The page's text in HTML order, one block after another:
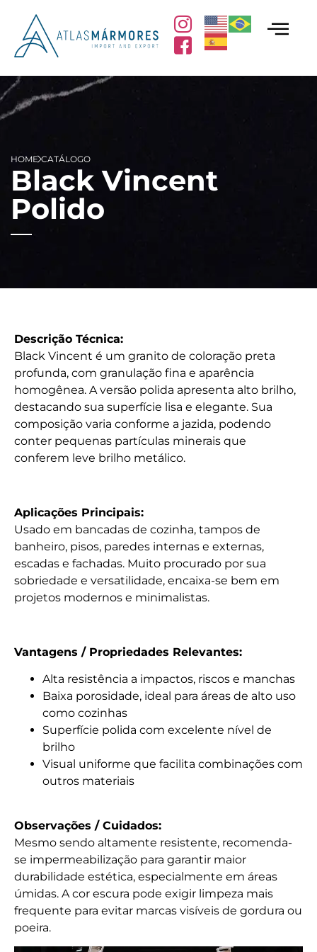
HOME CATÁLOGO
Black Vincent
Polido
Descrição Técnica:
Black Vincent é um granito de coloração preta
profunda, com granulação fina e aparência
homogênea. A versão polida apresenta alto brilho,
destacando sua superfície lisa e elegante. Sua
composição varia conforme a jazida, podendo
conter pequenas partículas minerais que
conferem leve brilho metálico.
Aplicações Principais:
Usado em bancadas de cozinha, tampos de
banheiro, pisos, paredes internas e externas,
escadas e fachadas. Muito procurado por sua
sobriedade e versatilidade, encaixa-se bem em
projetos modernos e minimalistas.
Vantagens / Propriedades Relevantes:
Alta resistência a impactos, riscos e manchas
Baixa porosidade, ideal para áreas de alto uso
como cozinhas
Superfície polida com excelente nível de
brilho
Visual uniforme que facilita combinações com
outros materiais
Observações / Cuidados:
Mesmo sendo altamente resistente, recomenda-
se impermeabilização para garantir maior
durabilidade estética, especialmente em áreas
úmidas. A cor escura pode exigir limpeza mais
frequente para evitar marcas visíveis de gordura ou
poeira.